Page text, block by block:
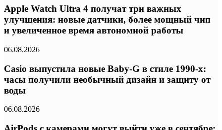
Apple Watch Ultra 4 получат три важных
улучшения: новые датчики, более мощный чип
и увеличенное время автономной работы
06.08.2026
Casio выпустила новые Baby-G в стиле 1990-х:
часы получили необычный дизайн и защиту от
воды
06.08.2026